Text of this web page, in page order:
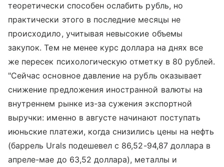
теоретически способен ослабить рубль, но
практически этого в последние месяцы не
происходило, учитывая невысокие объемы
закупок. Тем не менее курс доллара на днях все
же пересек психологическую отметку в 80 рублей.
"Сейчас основное давление на рубль оказывает
снижение предложения иностранной валюты на
внутреннем рынке из-за сужения экспортной
выручки: именно в августе начинают поступать
июньские платежи, когда снизились цены на нефть
(баррель Urals подешевел с 86,52-94,87 доллара в
апреле-мае до 63,52 доллара), металлы и